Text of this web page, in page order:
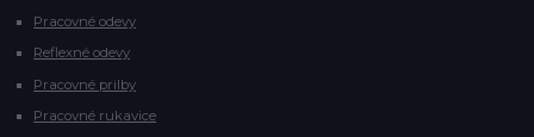
Pracovné odevy
Reflexné odevy
Pracovné prilby
Pracovné rukavice